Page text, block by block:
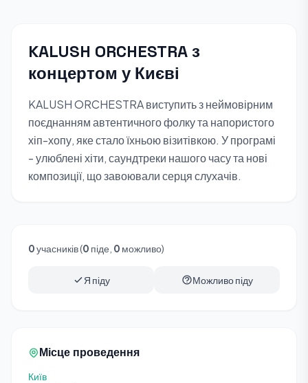
KALUSH ORCHESTRA з
концертом у Києві
KALUSH ORCHESTRA виступить з неймовірним
поєднанням автентичного фолку та напористого
хіп-хопу, яке стало їхньою візитівкою. У програмі
- улюблені хіти, саундтреки нашого часу та нові
композиції, що завоювали серця слухачів.
0учасників (0 піде, 0 можливо)
Я піду Можливо піду
Місце проведення
Київ